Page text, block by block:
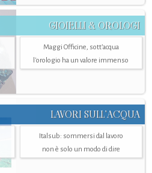
GIOIELLI & OROLOGI
Maggi Officine, sott’acqua
l'orologio ha un valore immenso
LAVORI SULL’ACQUA
Italsub: sommersi dal lavoro
non è solo un modo di dire